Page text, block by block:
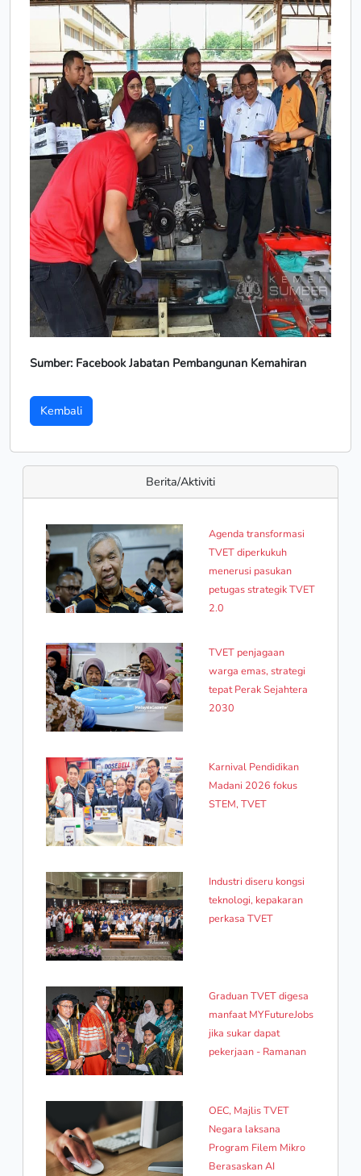
Sumber: Facebook Jabatan Pembangunan Kemahiran
Kembali
Berita/Aktiviti
Agenda transformasi
TVET diperkukuh
menerusi pasukan
petugas strategik TVET
2.0
TVET penjagaan
warga emas, strategi
tepat Perak Sejahtera
2030
Karnival Pendidikan
Madani 2026 fokus
STEM, TVET
Industri diseru kongsi
teknologi, kepakaran
perkasa TVET
Graduan TVET digesa
manfaat MYFutureJobs
jika sukar dapat
pekerjaan - Ramanan
OEC, Majlis TVET
Negara laksana
Program Filem Mikro
Berasaskan AI